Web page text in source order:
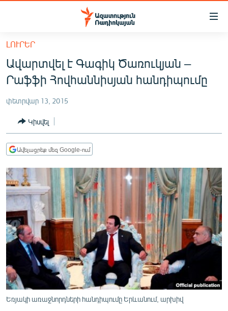
Մատչելիության
հիմնական
բովանդակությանը
Անցնել
հիմնական
մենյուին
ՀԱՅԱՍՏԱՆ
ՔԱՂԱՔԱԿԱՆ
ԸՆՏՐՈՒԹՅՈՒՆՆԵՐ 2026
ԻՐԱՎՈՒՆՔ
ՀԱՍԱՐԱԿՈՒԹՅՈՒՆ
ՂԱՐԱԲԱՂ
ՊԱՏԵՐԱԶՄԻ 6 ՇԱԲԱԹՆԵՐԸ
ՏԱՐԱԾԱՇՐՋԱՆ
ՄԻՋԱԶԳԱՅԻՆ
ՄՇԱԿՈՒՅԹ
ՍՊՈՐՏ
ՄԵԿՆԱԲԱՆՈՒԹՅՈՒՆ
ԼՈՒՐԵՐ
Ավարտվել է Գագիկ Ծառուկյան –
Րաֆֆի Հովհաննիսյան հանդիպումը
փետրվար 13, 2015
Կիսվել
Ավելացրեք մեզ Google-ում
Եռյակի առաջնորդների հանդիպումը Երևանում, արխիվ